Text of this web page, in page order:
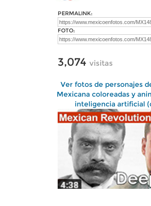
PERMALINK:
FOTO:
3,074 visitas
Ver fotos de personajes
Mexicana coloreadas y
inteligencia artificial